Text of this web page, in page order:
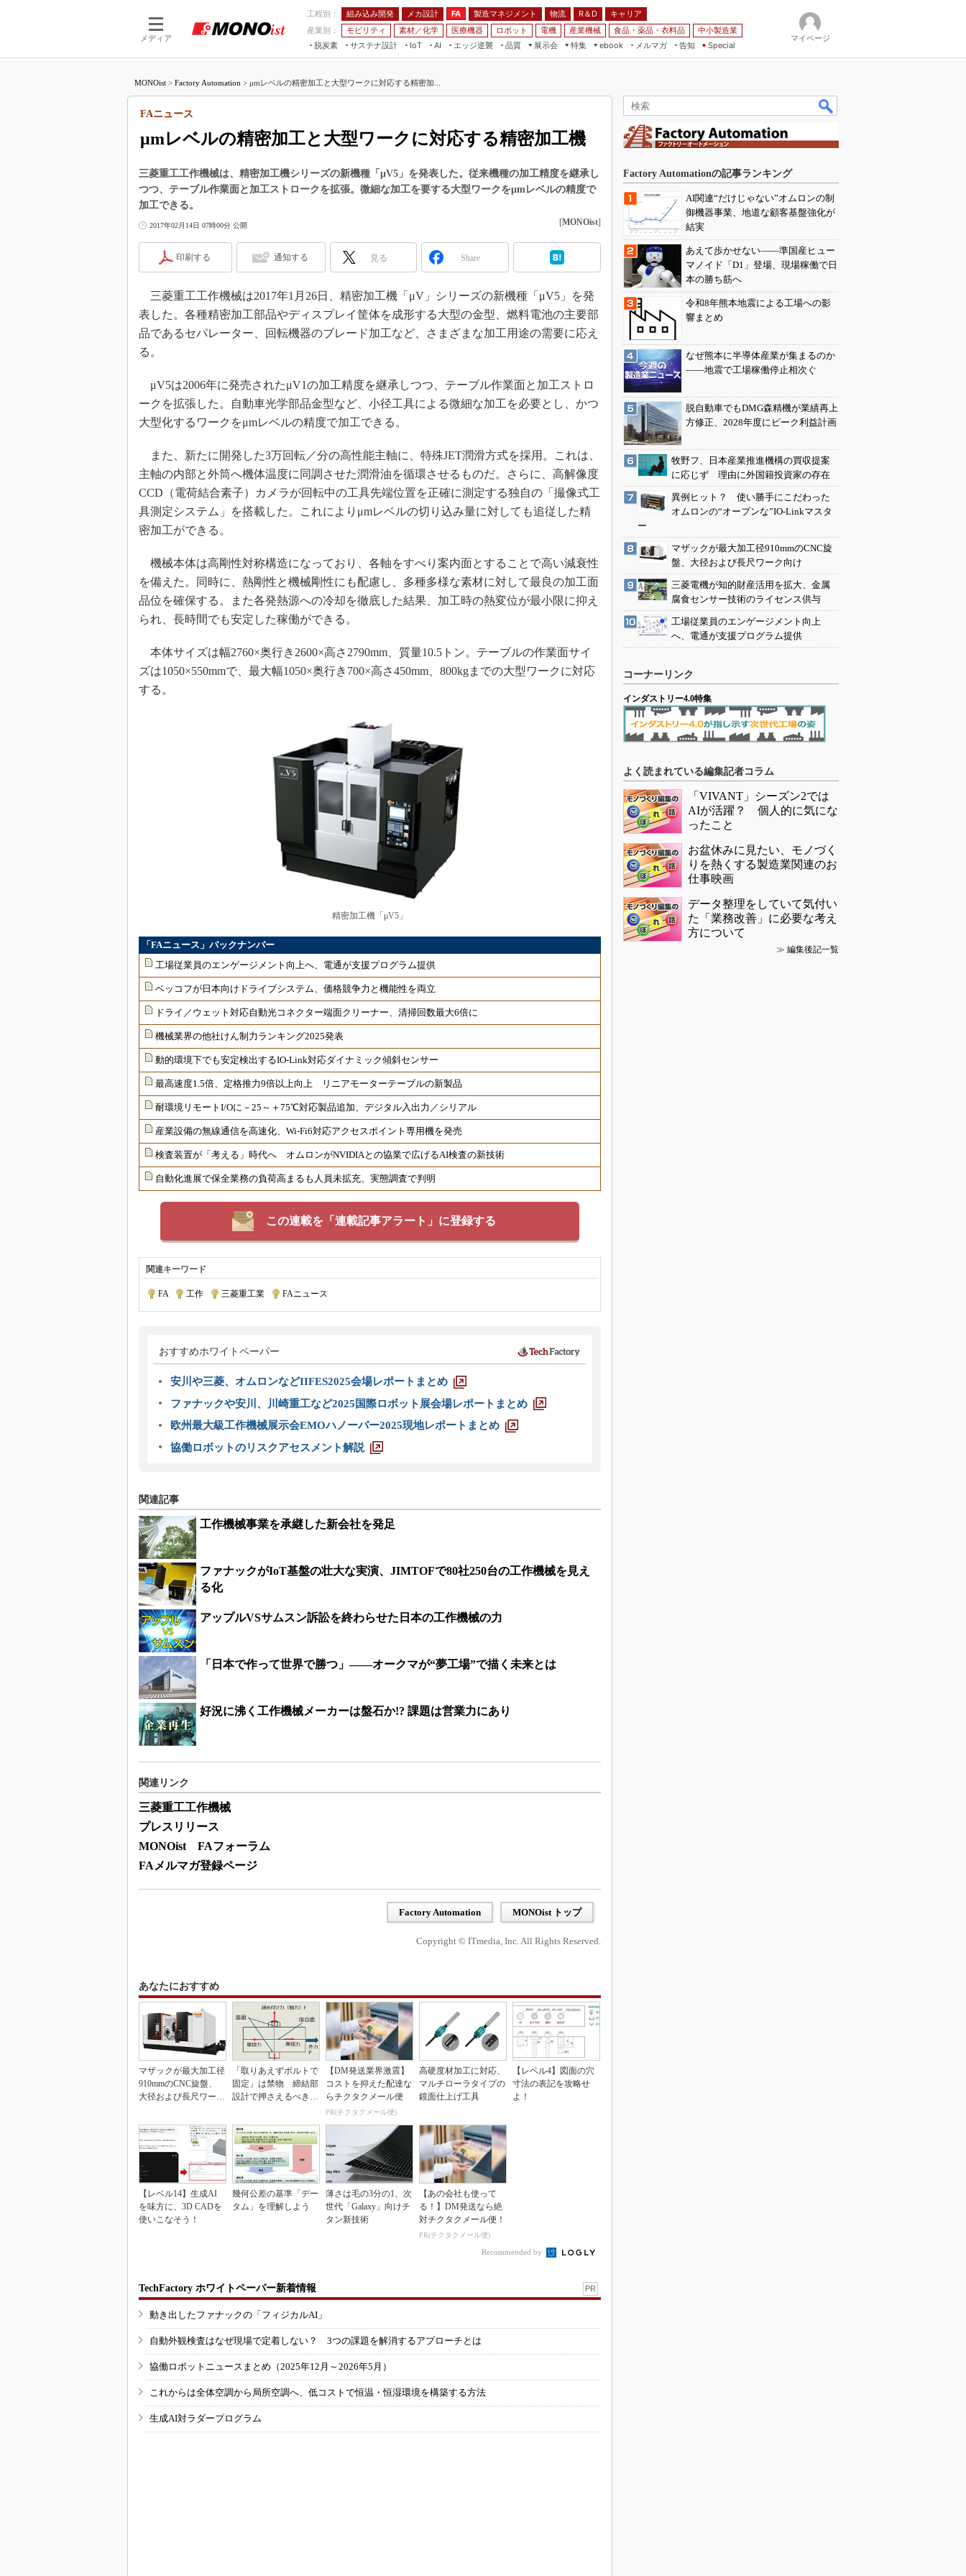
メディア
工程別： 組み込み開発 メカ設計 FA 製造マネジメント 物流 R＆D
キャリア
産業別：
モビリティ 素材／化学 医療機器 ロボット 電機 産業機械 食品・薬品・衣料品
中小製造業
脱炭素
サステナ設計
IoT
つながる工場
AI
AI×設備保全
エッジ逆襲 品質
展示会
JIMTOF
IIFES
ジャパンモビリティショー
スマート工場EXPO
EdgeTech+
日本ものづくりワールド
AUTOMOTIVE WORLD
産業オープンネット展
特集
つながるクルマ
VR／AR
フィールドサービス
FPGA
組み込み画像技術
車載ソフト開発
無償設計ツール
3Dプリンタ
インダストリー4.0
メイドインジャパン
植物工場
知財マネジメント
制御セキュリティ
新型コロナへの対応
ebook
FA
モビリティ
素材／化学
メルマガ
告知 Special
マイページ
MONOist > Factory Automation > μmレベルの精密加工と大型ワークに対応する精密加...
μmレベルの精密加工と大型ワークに対応する精密加工機
FAニュース
三菱重工工作機械は、精密加工機シリーズの新機種「μV5」を発表した。従来機種の加工精度を継承し
つつ、テーブル作業面と加工ストロークを拡張。微細な加工を要する大型ワークをμmレベルの精度で
加工できる。
2017年02月14日 07時00分 公開 [MONOist]
印刷する 通知する 見る Share
三菱重工工作機械は2017年1月26日、精密加工機「μV」シリーズの新機種「μV5」を発
表した。各種精密加工部品やディスプレイ筐体を成形する大型の金型、燃料電池の主要部
品であるセパレーター、回転機器のブレード加工など、さまざまな加工用途の需要に応え
る。
μV5は2006年に発売されたμV1の加工精度を継承しつつ、テーブル作業面と加工ストロ
ークを拡張した。自動車光学部品金型など、小径工具による微細な加工を必要とし、かつ
大型化するワークをμmレベルの精度で加工できる。
また、新たに開発した3万回転／分の高性能主軸に、特殊JET潤滑方式を採用。これは、
主軸の内部と外筒へ機体温度に同調させた潤滑油を循環させるものだ。さらに、高解像度
CCD（電荷結合素子）カメラが回転中の工具先端位置を正確に測定する独自の「撮像式工
具測定システム」を搭載した。これによりμmレベルの切り込み量に対しても追従した精
密加工ができる。
機械本体は高剛性対称構造になっており、各軸をすべり案内面とすることで高い減衰性
を備えた。同時に、熱剛性と機械剛性にも配慮し、多種多様な素材に対して最良の加工面
品位を確保する。また各発熱源への冷却を徹底した結果、加工時の熱変位が最小限に抑え
られ、長時間でも安定した稼働ができる。
本体サイズは幅2760×奥行き2600×高さ2790mm、質量10.5トン。テーブルの作業面サイ
ズは1050×550mmで、最大幅1050×奥行き700×高さ450mm、800kgまでの大型ワークに対応
する。
精密加工機「μV5」
「FAニュース」バックナンバー
工場従業員のエンゲージメント向上へ、電通が支援プログラム提供
ベッコフが日本向けドライブシステム、価格競争力と機能性を両立
ドライ／ウェット対応自動光コネクター端面クリーナー、清掃回数最大6倍に
機械業界の他社けん制力ランキング2025発表
動的環境下でも安定検出するIO-Link対応ダイナミック傾斜センサー
最高速度1.5倍、定格推力9倍以上向上 リニアモーターテーブルの新製品
耐環境リモートI/Oに－25～＋75℃対応製品追加、デジタル入出力／シリアル
産業設備の無線通信を高速化、Wi-Fi6対応アクセスポイント専用機を発売
検査装置が「考える」時代へ オムロンがNVIDIAとの協業で広げるAI検査の新技術
自動化進展で保全業務の負荷高まるも人員未拡充、実態調査で判明
この連載を「連載記事アラート」に登録する
関連キーワード
FA| 工作 三菱重工業 FAニュース
おすすめホワイトペーパー
安川や三菱、オムロンなどIIFES2025会場レポートまとめ
ファナックや安川、川崎重工など2025国際ロボット展会場レポートまとめ
欧州最大級工作機械展示会EMOハノーバー2025現地レポートまとめ
協働ロボットのリスクアセスメント解説
関連記事
工作機械事業を承継した新会社を発足
ファナックがIoT基盤の壮大な実演、JIMTOFで80社250台の工作機械を見え
る化
アップルVSサムスン訴訟を終わらせた日本の工作機械の力
「日本で作って世界で勝つ」――オークマが“夢工場”で描く未来とは
好況に沸く工作機械メーカーは盤石か!? 課題は営業力にあり
関連リンク
三菱重工工作機械
プレスリリース
MONOist FAフォーラム
FAメルマガ登録ページ
Factory Automation MONOist トップ
Copyright © ITmedia, Inc. All Rights Reserved.
あなたにおすすめ
マザックが最大加工径
910mmのCNC旋盤、
大径および長尺ワーク
「取りあえずボルトで
固定」は禁物 締結部
設計で押さえるべき基
【DM発送業界激震】
コストを抑えた配達な
らチクタクメール便
PR(チクタクメール便)
高硬度材加工に対応、
マルチローラタイプの
鏡面仕上げ工具
【レベル4】図面の穴
寸法の表記を攻略せ
よ！
【レベル14】生成AI
を味方に、3D CADを
使いこなそう！
幾何公差の基準「デー
タム」を理解しよう
薄さは毛の3分の1、次
世代「Galaxy」向けチ
タン新技術
【あの会社も使って
る！】DM発送なら絶
対チクタクメール便！
PR(チクタクメール便)
Recommended by
TechFactory ホワイトペーパー新着情報 PR
動き出したファナックの「フィジカルAI」
自動外観検査はなぜ現場で定着しない？ 3つの課題を解消するアプローチとは
協働ロボットニュースまとめ（2025年12月～2026年5月）
これからは全体空調から局所空調へ、低コストで恒温・恒湿環境を構築する方法
生成AI対ラダープログラム
Factory Automationの記事ランキング
AI関連“だけじゃない”オムロンの制
御機器事業、地道な顧客基盤強化が
結実
あえて歩かせない――準国産ヒュー
マノイド「D1」登場、現場稼働で日
本の勝ち筋へ
令和8年熊本地震による工場への影
響まとめ
なぜ熊本に半導体産業が集まるのか
――地震で工場稼働停止相次ぐ
脱自動車でもDMG森精機が業績再上
方修正、2028年度にピーク利益計画
牧野フ、日本産業推進機構の買収提案
に応じず 理由に外国籍投資家の存在
異例ヒット？ 使い勝手にこだわった
オムロンの“オープンな”IO-Linkマスタ
ー
マザックが最大加工径910mmのCNC旋
盤、大径および長尺ワーク向け
三菱電機が知的財産活用を拡大、金属
腐食センサー技術のライセンス供与
工場従業員のエンゲージメント向上
へ、電通が支援プログラム提供
コーナーリンク
インダストリー4.0特集
よく読まれている編集記者コラム
「VIVANT」シーズン2では
AIが活躍？ 個人的に気にな
ったこと
お盆休みに見たい、モノづく
りを熱くする製造業関連のお
仕事映画
データ整理をしていて気付い
た「業務改善」に必要な考え
方について
≫ 編集後記一覧